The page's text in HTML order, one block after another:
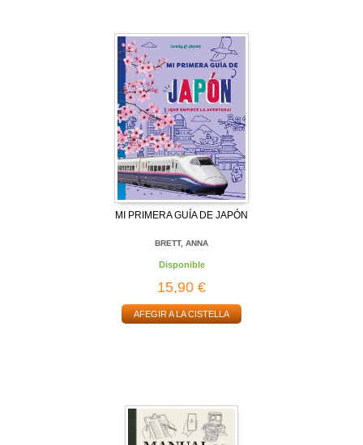
MI PRIMERA GUÍA DE JAPÓN
BRETT, ANNA
Disponible
15,90 €
AFEGIR A LA CISTELLA